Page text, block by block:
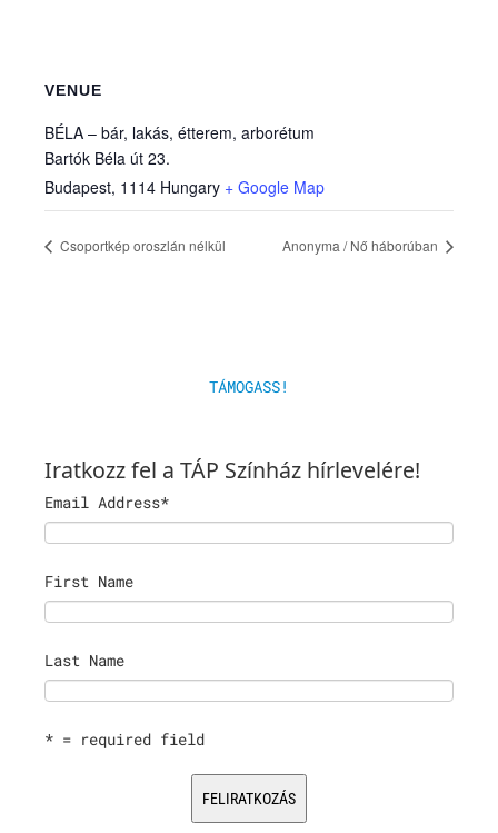
VENUE
BÉLA – bár, lakás, étterem, arborétum
Bartók Béla út 23.
Budapest, 1114 Hungary + Google Map
Csoportkép oroszlán nélkül Anonyma / Nő háborúban
TÁMOGASS!
Iratkozz fel a TÁP Színház hírlevelére!
Email Address*
First Name
Last Name
* = required field